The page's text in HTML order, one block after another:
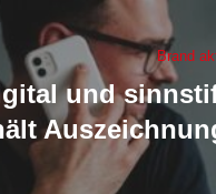
Brand
und